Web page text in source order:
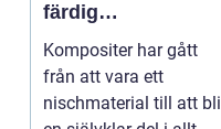
färdig
högpresterande
produkt
Kompositer har gått
från att vara ett
nischmaterial till att bli